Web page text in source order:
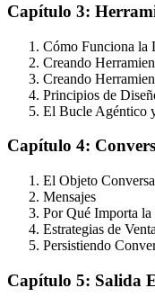
Capítulo 3:
Cómo Funciona la
Creando
Creando
Principios de
El Bucle Agéntico
Capítulo 4:
El Objeto
Mensajes
Por Qué Importa
Estrategias de
Persistiendo
Capítulo 5: Salida